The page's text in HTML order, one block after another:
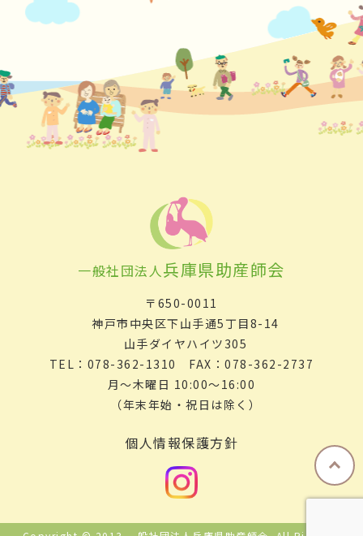
一般社団法人 兵庫県助産師会
〒650-0011
神戸市中央区下山手通5丁目8-14
山手ダイヤハイツ305
TEL：078-362-1310 FAX：078-362-2737
月～木曜日 10:00～16:00
（年末年始・祝日は除く）
個人情報保護方針